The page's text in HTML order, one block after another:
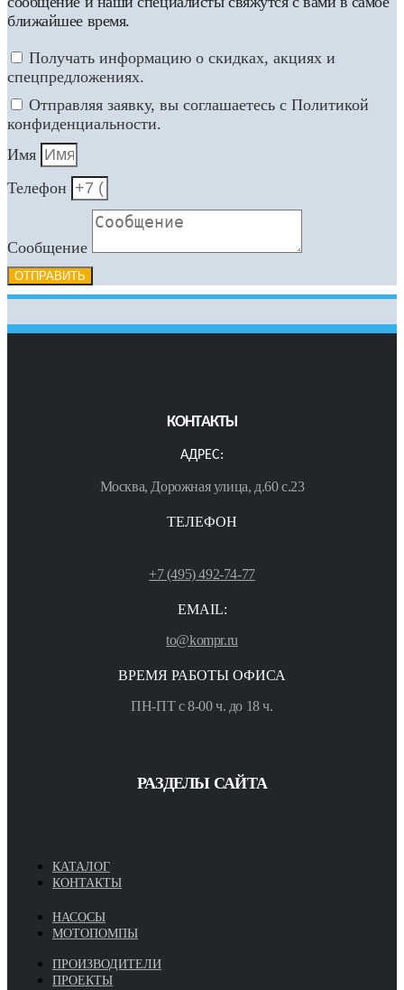
ближайшее время.
Получать информацию о скидках, акциях и
спецпредложениях.
Отправляя заявку, вы соглашаетесь с Политикой
конфиденциальности.
Имя
Телефон
Сообщение
ОТПРАВИТЬ
КОНТАКТЫ
АДРЕС:
Москва, Дорожная улица, д.60 с.23
ТЕЛЕФОН
+7 (495) 492-74-77
EMAIL:
to@kompr.ru
ВРЕМЯ РАБОТЫ ОФИСА
ПН-ПТ с 8-00 ч. до 18 ч.
РАЗДЕЛЫ САЙТА
КАТАЛОГ
КОНТАКТЫ
НАСОСЫ
МОТОПОМПЫ
ПРОИЗВОДИТЕЛИ
ПРОЕКТЫ